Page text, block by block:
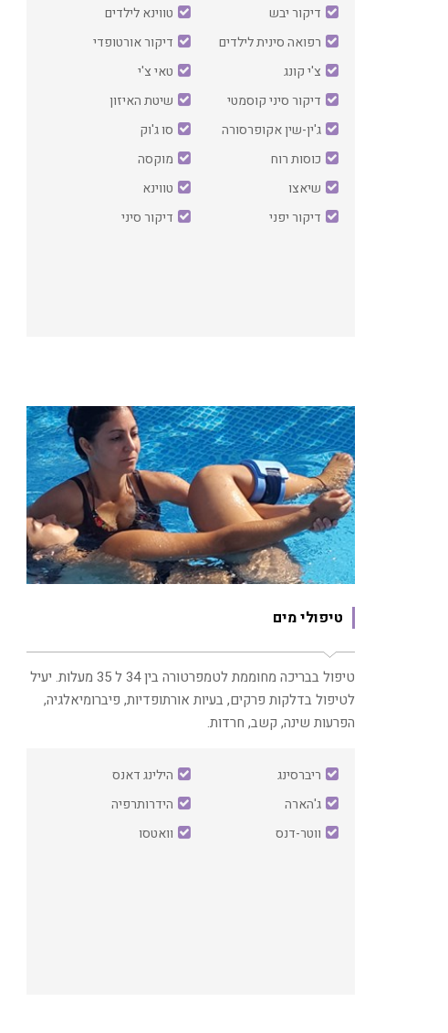
דיקור יבש
טווינא לילדים
רפואה סינית לילדים
דיקור אורטופדי
צ'י קונג
טאי צ'י
דיקור סיני קוסמטי
שיטת האיזון
ג'ין-שין אקופרסורה
סו ג'וק
כוסות רוח
מוקסה
שיאצו
טווינא
דיקור יפני
דיקור סיני
טיפולי מים
‏טיפול בבריכה מחוממת לטמפרטורה בין 34 ל 35 מעלות. יעיל
לטיפול בדלקות פרקים, בעיות אורתופדיות, פיברומיאלגיה,
הפרעות שינה, קשב, חרדות.
ריברסינג
הילינג דאנס
ג'הארה
הידרותרפיה
ווטר-דנס
וואטסו